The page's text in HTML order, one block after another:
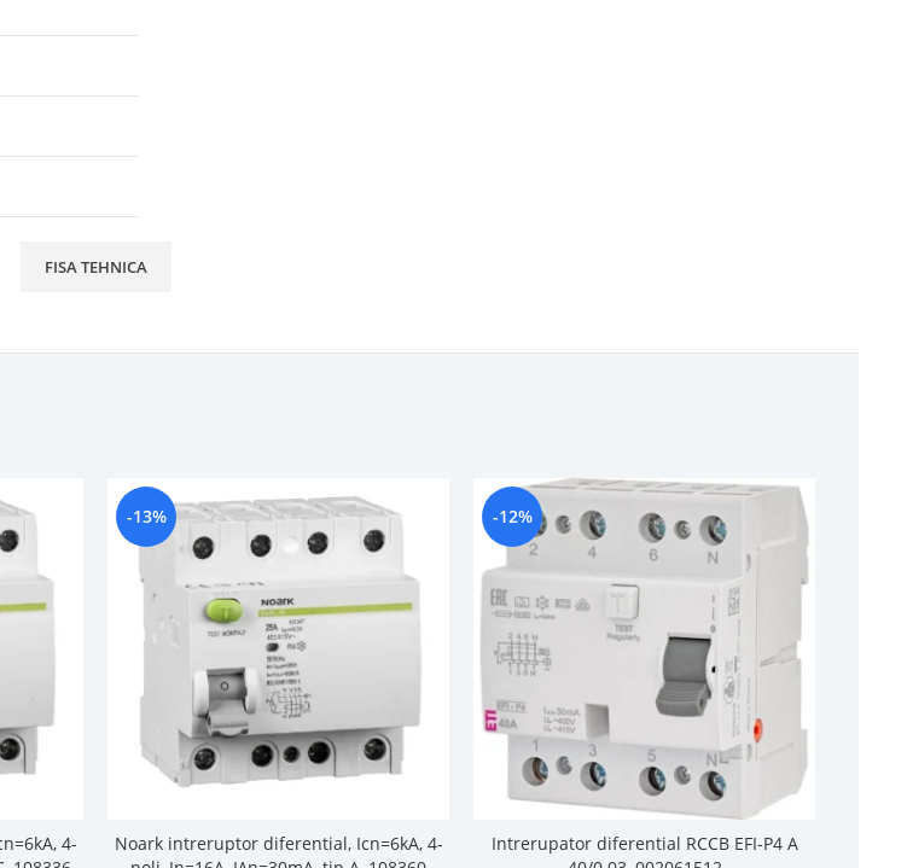
FISA TEHNICA
4-
-13%
Noark intreruptor diferential, Icn=6kA, 4-
-12%
Intrerupator diferential RCCB EFI-P4 A